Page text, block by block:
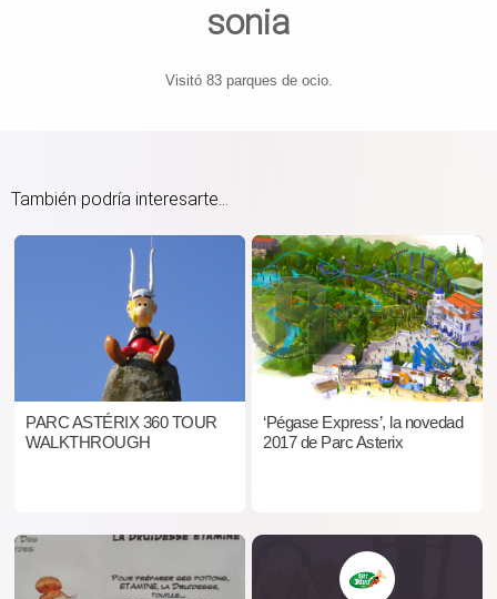
sonia
Visitó 83 parques de ocio.
También podría interesarte...
PARC ASTÉRIX 360 TOUR
WALKTHROUGH
‘Pégase Express’, la novedad
2017 de Parc Asterix